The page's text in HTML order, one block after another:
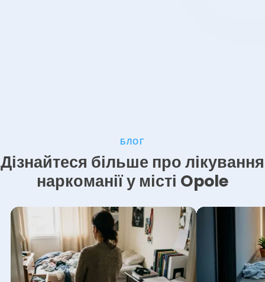
БЛОГ
Дізнайтеся більше про лікування
наркоманії у місті Opole